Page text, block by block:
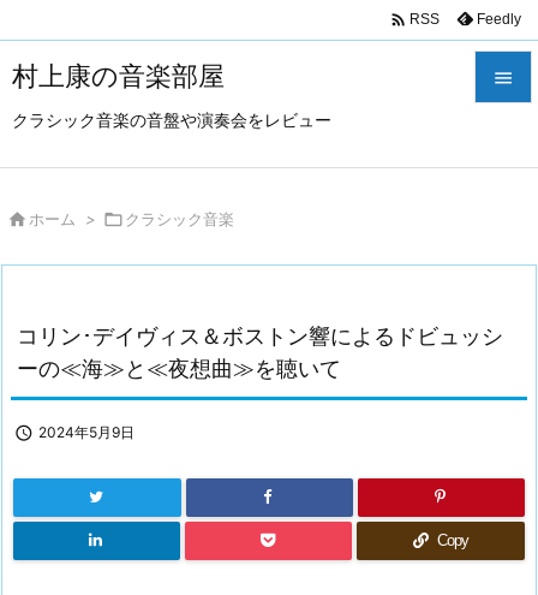
村上康の音楽部屋
クラシック音楽の音盤や演奏会をレビュー

次へ
検索
 RSS Feedly
 ホーム > クラシック音楽
コリン･デイヴィス＆ボストン響によるドビュッシ
ーの≪海≫と≪夜想曲≫を聴いて
 2024年5月9日
Copy